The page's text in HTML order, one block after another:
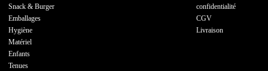
Snack & Burger
Emballages
Hygiène
Matériel
Enfants
Tenues
confidentialité
CGV
Livraison